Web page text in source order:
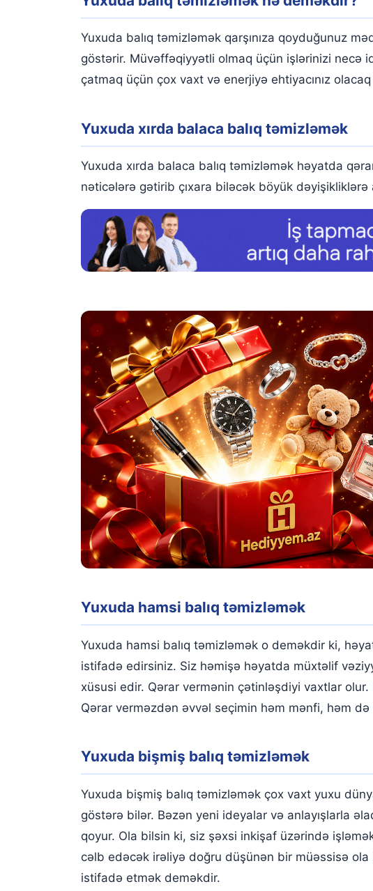
Yuxuda bişmiş balıq təmizləmək
Yuxuda hamilə balıq təmizləmək
Yuxuda təmizlənmiş balıq görmək
Balıq yuxu yozmaları
Yuxuda balıq təmizləmək qarşınıza qoyduğunuz
göstərir. Müvəffəqiyyətli olmaq üçün işlərinizi necə
çatmaq üçün çox vaxt və enerjiyə ehtiyacınız
Yuxuda xırda balaca balıq təmizləmək
Yuxuda xırda balaca balıq təmizləmək həyatda
nəticələrə gətirib çıxara biləcək böyük dəyişikliklərə
Yuxuda hamsi balıq təmizləmək
Yuxuda hamsi balıq təmizləmək o deməkdir ki,
istifadə edirsiniz. Siz həmişə həyatda müxtəlif
xüsusi edir. Qərar vermənin çətinləşdiyi vaxtlar
Qərar verməzdən əvvəl seçimin həm mənfi, həm
Yuxuda bişmiş balıq təmizləmək
Yuxuda bişmiş balıq təmizləmək çox vaxt yuxu
göstərə bilər. Bəzən yeni ideyalar və anlayışlarla
qoyur. Ola bilsin ki, siz şəxsi inkişaf üzərində
cəlb edəcək irəliyə doğru düşünən bir müəssisə
istifadə etmək deməkdir.